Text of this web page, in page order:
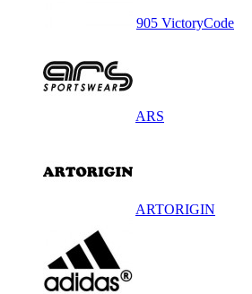
905 VictoryCode
ARS
ARTORIGIN